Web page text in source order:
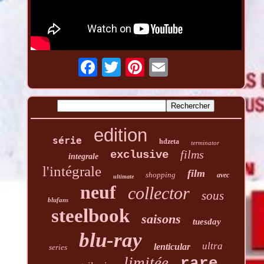
série edition hdzeta terminator
integrale exclusive films
l'intégrale ultimate shopping film avec
blufans neuf collector sous
steelbook saisons tuesday
series blu-ray lenticular ultra